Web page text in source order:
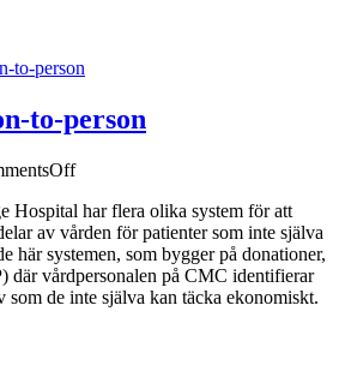
to-person
Off
Hospital har flera olika system för att
av vården för patienter som inte själva
här systemen, som bygger på donationer,
där vårdpersonalen på CMC identifierar
som de inte själva kan täcka ekonomiskt.